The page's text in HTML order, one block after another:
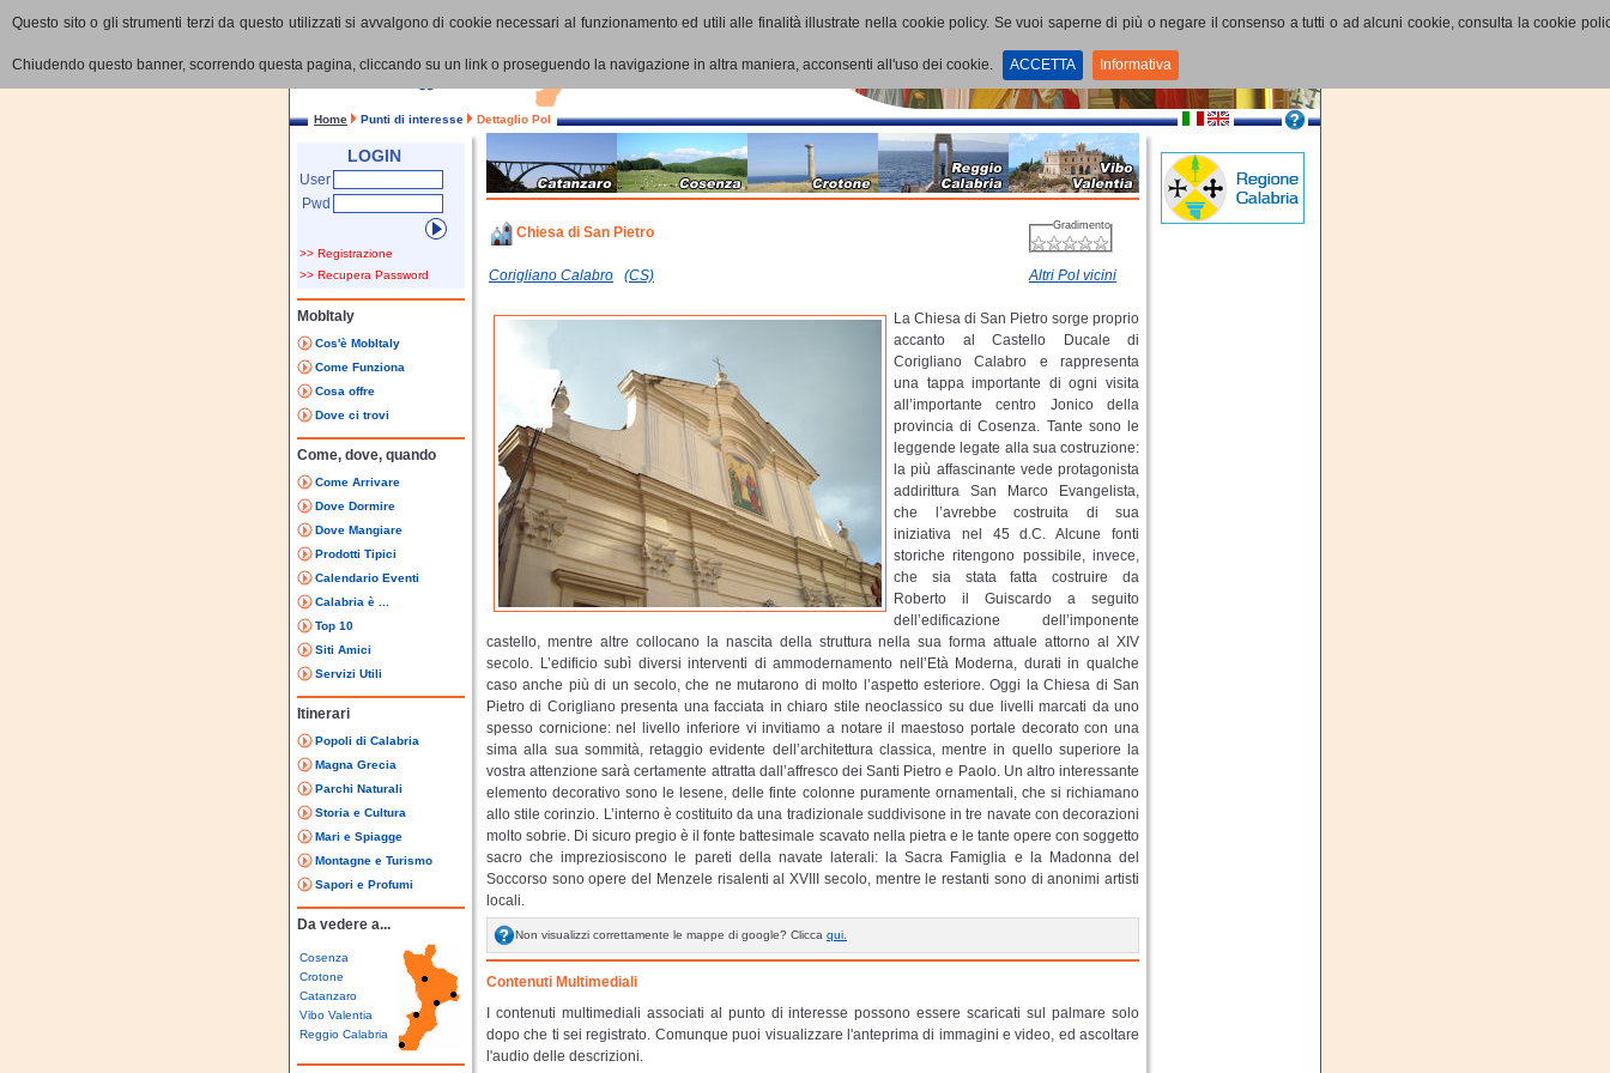
Questo sito o gli strumenti terzi da questo utilizzati si avvalgono di cookie necessari al funzionamento ed utili alle finalità illustrate nella cookie policy. Se vuoi saperne di più o negare il consenso a tutti o ad alcuni cookie, consulta la cookie
Chiudendo questo banner, scorrendo questa pagina, cliccando su un link o proseguendo la navigazione in altra maniera, acconsenti all'uso dei cookie. ACCETTA Informativa
Home Punti di interesse Dettaglio PoI
LOGIN
User
Pwd
>> Registrazione
>> Recupera Password
MobItaly
Cos'è MobItaly
Come Funziona
Cosa offre
Dove ci trovi
Come, dove, quando
Come Arrivare
Dove Dormire
Dove Mangiare
Prodotti Tipici
Calendario Eventi
Calabria è ...
Top 10
Siti Amici
Servizi Utili
Itinerari
Popoli di Calabria
Magna Grecia
Parchi Naturali
Storia e Cultura
Mari e Spiagge
Montagne e Turismo
Sapori e Profumi
Da vedere a...
Cosenza
Crotone
Catanzaro
Vibo Valentia
Reggio Calabria
Chiesa di San Pietro Gradimento
Corigliano Calabro (CS) Altri PoI vicini
La Chiesa di San Pietro sorge proprio
accanto al Castello Ducale di
Corigliano Calabro e rappresenta
una tappa importante di ogni visita
all’importante centro Jonico della
provincia di Cosenza. Tante sono le
leggende legate alla sua costruzione:
la più affascinante vede protagonista
addirittura San Marco Evangelista,
che l’avrebbe costruita di sua
iniziativa nel 45 d.C. Alcune fonti
storiche ritengono possibile, invece,
che sia stata fatta costruire da
Roberto il Guiscardo a seguito
dell’edificazione dell’imponente
castello, mentre altre collocano la nascita della struttura nella sua forma attuale attorno al XIV
secolo. L’edificio subì diversi interventi di ammodernamento nell’Età Moderna, durati in qualche
caso anche più di un secolo, che ne mutarono di molto l’aspetto esteriore. Oggi la Chiesa di San
Pietro di Corigliano presenta una facciata in chiaro stile neoclassico su due livelli marcati da uno
spesso cornicione: nel livello inferiore vi invitiamo a notare il maestoso portale decorato con una
sima alla sua sommità, retaggio evidente dell’architettura classica, mentre in quello superiore la
vostra attenzione sarà certamente attratta dall’affresco dei Santi Pietro e Paolo. Un altro interessante
elemento decorativo sono le lesene, delle finte colonne puramente ornamentali, che si richiamano
allo stile corinzio. L’interno è costituito da una tradizionale suddivisone in tre navate con decorazioni
molto sobrie. Di sicuro pregio è il fonte battesimale scavato nella pietra e le tante opere con soggetto
sacro che impreziosiscono le pareti della navate laterali: la Sacra Famiglia e la Madonna del
Soccorso sono opere del Menzele risalenti al XVIII secolo, mentre le restanti sono di anonimi artisti
locali.
Non visualizzi correttamente le mappe di google? Clicca qui.
Contenuti Multimediali
I contenuti multimediali associati al punto di interesse possono essere scaricati sul palmare solo
dopo che ti sei registrato. Comunque puoi visualizzare l'anteprima di immagini e video, ed ascoltare
l'audio delle descrizioni.